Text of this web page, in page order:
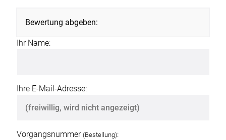
Bewertung abgeben:
Ihr Name:
Ihre E-Mail-Adresse:
Vorgangsnummer (Bestellung):